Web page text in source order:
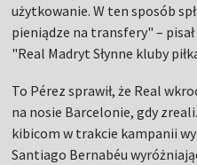
użytkowanie. W ten sposób
pieniądze na transfery" –
"Real Madryt Słynne kluby
To Pérez sprawił, że Real
na nosie Barcelonie, gdy
kibicom w trakcie kampanii
Santiago Bernabéu